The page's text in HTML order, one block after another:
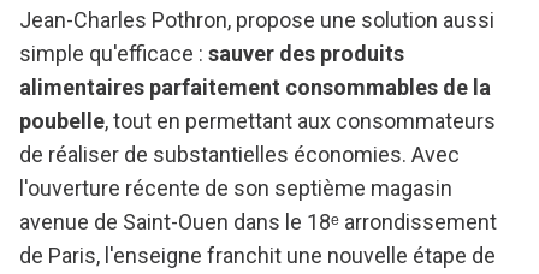
Jean-Charles Pothron, propose une solution aussi
simple qu'efficace : sauver des produits
alimentaires parfaitement consommables de la
poubelle, tout en permettant aux consommateurs
de réaliser de substantielles économies. Avec
l'ouverture récente de son septième magasin
avenue de Saint-Ouen dans le 18ᵉ arrondissement
de Paris, l'enseigne franchit une nouvelle étape de